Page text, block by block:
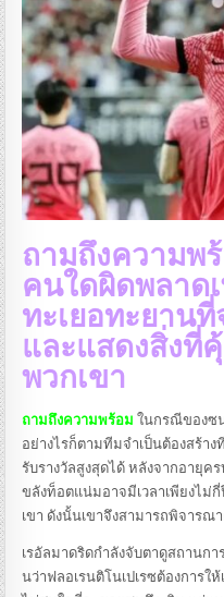
ถามถึงความพ
คนใดผิดพลาด
ทะเยอทะยาน
และแสดงสิ่งที่
พวกเขา
ถามถึงความพร้อม ในกรณีของซ
อย่างไรก็ตามทีมจําเป็นต้องสร้า
รับรางวัลสูงสุดได้ หลังจากอายุค
ขลังท็อตแน่มอาจมีเวลาเพียงไม่
เขา ดังนั้นเขาจึงสามารถพิจาร
เรอัลมาดริดกําลังจับตาดูสถานก
นว่าฟลอเรนติโนเปเรซต้องการใ